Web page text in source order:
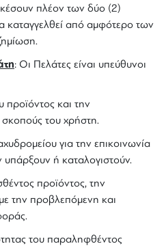
πλέον των δύο (2)
καταγγελθεί από αμφότερο των
: Οι Πελάτες είναι υπεύθυνοι
προϊόντος και την
σκοπούς του χρήστη.
για την επικοινωνία
υπάρξουν ή καταλογιστούν.
προϊόντος, την
την προβλεπόμενη και
του παραληφθέντος